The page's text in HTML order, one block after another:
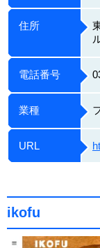
住所
電話番号
業種
URL
ikofu